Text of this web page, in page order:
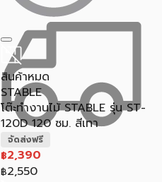
สินค้าหมด
STABLE
โต๊ะทำงานไม้ STABLE รุ่น ST-
120D 120 ซม. สีเทา
จัดส่งฟรี
฿2,390
฿2,550